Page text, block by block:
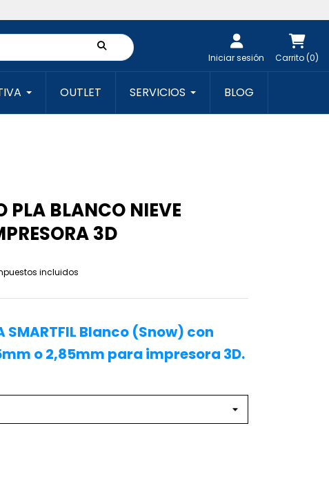
Iniciar sesión Carrito (0)
OUTLET SERVICIOS BLOG
PLA BLANCO NIEVE
3D
incluidos
SMARTFIL Blanco (Snow) con
o 2,85mm para impresora 3D.